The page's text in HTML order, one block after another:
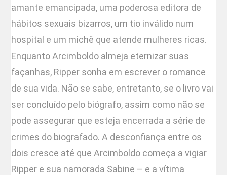
amante emancipada, uma poderosa editora de
hábitos sexuais bizarros, um tio inválido num
hospital e um michê que atende mulheres ricas.
Enquanto Arcimboldo almeja eternizar suas
façanhas, Ripper sonha em escrever o romance
de sua vida. Não se sabe, entretanto, se o livro vai
ser concluído pelo biógrafo, assim como não se
pode assegurar que esteja encerrada a série de
crimes do biografado. A desconfiança entre os
dois cresce até que Arcimboldo começa a vigiar
Ripper e sua namorada Sabine – e a vítima